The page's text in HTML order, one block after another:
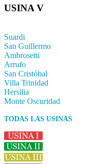
USINA V
Suardi
San Guillermo
Ambrosetti
Arrufo
San Cristóbal
Villa Trinidad
Hersilia
Monte Oscuridad
TODAS LAS USINAS